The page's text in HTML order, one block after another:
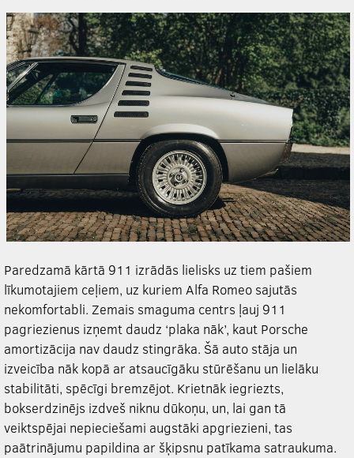
Paredzamā kārtā 911 izrādās lielisks uz tiem pašiem
līkumotajiem ceļiem, uz kuriem Alfa Romeo sajutās
nekomfortabli. Zemais smaguma centrs ļauj 911
pagriezienus izņemt daudz ‘plaka nāk’, kaut Porsche
amortizācija nav daudz stingrāka. Šā auto stāja un
izveicība nāk kopā ar atsaucīgāku stūrēšanu un lielāku
stabilitāti, spēcīgi bremzējot. Krietnāk iegriezts,
bokserdzinējs izdveš niknu dūkoņu, un, lai gan tā
veiktspējai nepieciešami augstāki apgriezieni, tas
paātrinājumu papildina ar šķipsnu patīkama satraukuma.